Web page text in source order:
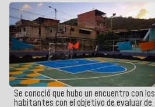
Se conoció que hubo un encuentro con los
habitantes con el objetivo de evaluar de